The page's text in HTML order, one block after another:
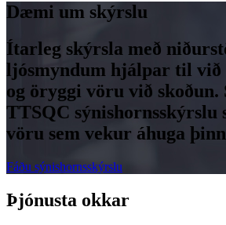
Dæmi um skýrslu
Ítarleg skýrsla með
ljósmyndum hjálpar til við
og öryggi vöru við skoðun.
TTSQC sýnishornsskýrslu
vöru sem vekur áhuga
Fáðu sýnishornsskýrslu
Þjónusta okkar